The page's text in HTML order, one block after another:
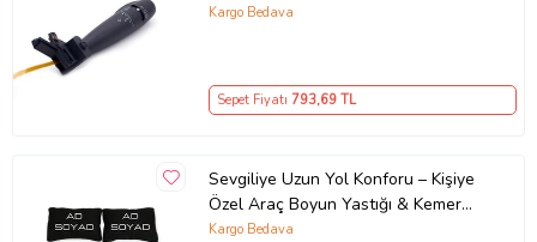
Kargo Bedava
Sepet Fiyatı 793,69 TL
Sevgiliye Uzun Yol Konforu – Kişiye
Özel Araç Boyun Yastığı & Kemer
Pedi Hediye Seti
Kargo Bedava